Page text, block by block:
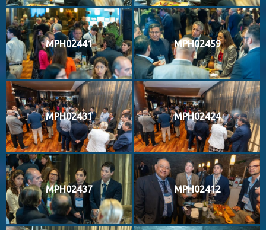
MPH02441 MPH02459
MPH02431 MPH02424
MPH02437 MPH02412